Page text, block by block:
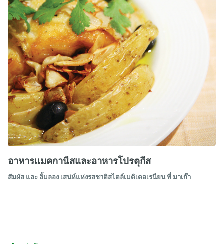
อาหารแมคกานีสและอาหารโปรตุกีส
สัมผัส และ ลิ้มลอง เสน่ห์แห่งรสชาติสไตล์เมดิเตอเรนียน ที่ มาเก๊า